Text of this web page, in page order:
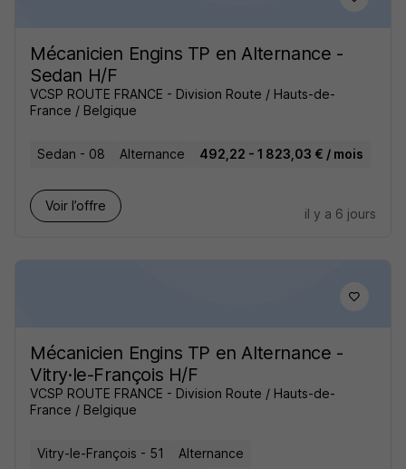
Mécanicien Engins TP en Alternance -
Sedan H/F
VCSP ROUTE FRANCE - Division Route / Hauts-de-
France / Belgique
Sedan - 08 Alternance 492,22 - 1 823,03 € / mois
Voir l’offre
il y a 6 jours
Mécanicien Engins TP en Alternance -
Vitry·le-François H/F
VCSP ROUTE FRANCE - Division Route / Hauts-de-
France / Belgique
Vitry-le-François - 51
Alternance